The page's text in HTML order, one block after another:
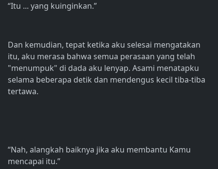
“Itu ... yang kuinginkan.”
Dan kemudian, tepat ketika aku selesai mengatakan
itu, aku merasa bahwa semua perasaan yang telah
"menumpuk" di dada aku lenyap. Asami menatapku
selama beberapa detik dan mendengus kecil tiba-tiba
tertawa.
“Nah, alangkah baiknya jika aku membantu Kamu
mencapai itu.”